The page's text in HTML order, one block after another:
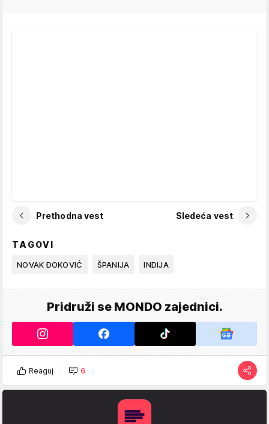
Prethodna vest Sledeća vest
TAGOVI
NOVAK ĐOKOVIĆ ŠPANIJA INDIJA
Pridruži se MONDO zajednici.
Reaguj 6